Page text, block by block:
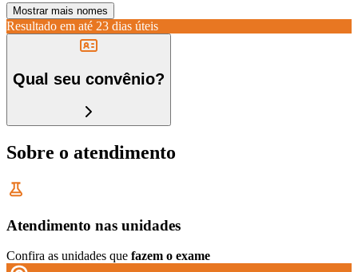
Mostrar mais nomes
Resultado em até 23 dias úteis
Qual seu convênio?
Sobre o atendimento
Atendimento nas unidades
Confira as unidades que fazem o exame